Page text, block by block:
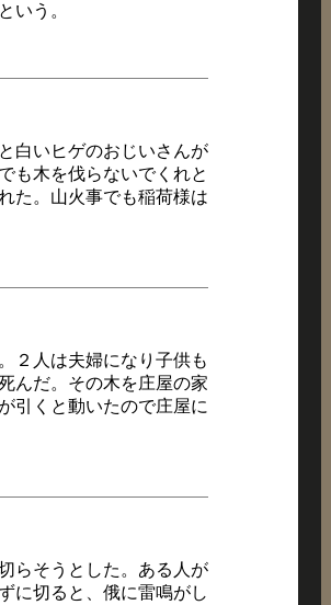
いう。
白いヒゲのおじいさんが
も木を伐らないでくれと
た。山火事でも稲荷様は
２人は夫婦になり子供も
んだ。その木を庄屋の家
引くと動いたので庄屋に
らそうとした。ある人が
に切ると、俄に雷鳴がし